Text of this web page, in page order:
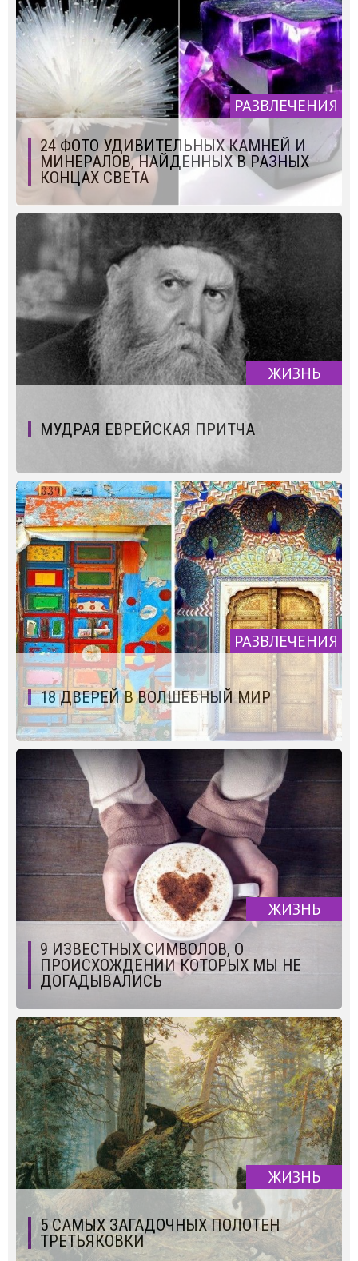
РАЗВЛЕЧЕНИЯ
24 ФОТО УДИВИТЕЛЬНЫХ КАМНЕЙ И
МИНЕРАЛОВ, НАЙДЕННЫХ В РАЗНЫХ
КОНЦАХ СВЕТА
ЖИЗНЬ
МУДРАЯ ЕВРЕЙСКАЯ ПРИТЧА
РАЗВЛЕЧЕНИЯ
18 ДВЕРЕЙ В ВОЛШЕБНЫЙ МИР
ЖИЗНЬ
9 ИЗВЕСТНЫХ СИМВОЛОВ, О
ПРОИСХОЖДЕНИИ КОТОРЫХ МЫ НЕ
ДОГАДЫВАЛИСЬ
ЖИЗНЬ
5 САМЫХ ЗАГАДОЧНЫХ ПОЛОТЕН
ТРЕТЬЯКОВКИ